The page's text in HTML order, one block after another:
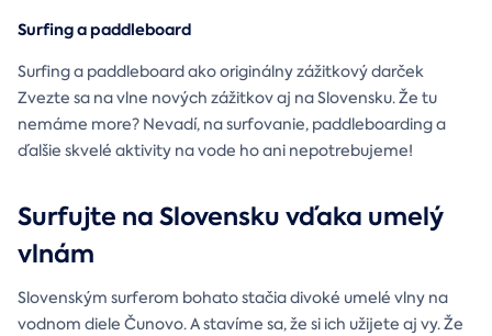
Surfing a paddleboard
Surfing a paddleboard ako originálny zážitkový darček
Zvezte sa na vlne nových zážitkov aj na Slovensku. Že tu
nemáme more? Nevadí, na surfovanie, paddleboarding a
ďalšie skvelé aktivity na vode ho ani nepotrebujeme!
Surfujte na Slovensku vďaka umelý
vlnám
Slovenským surferom bohato stačia divoké umelé vlny na
vodnom diele Čunovo. A stavíme sa, že si ich užijete aj vy. Že